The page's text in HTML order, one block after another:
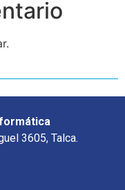
3605, Talca.